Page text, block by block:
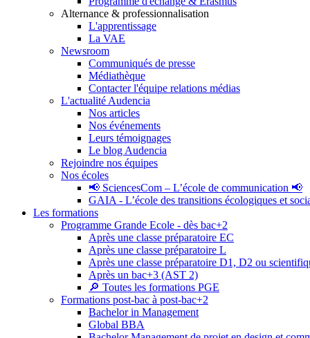
Alternance & professionnalisation
L'apprentissage
La VAE
Newsroom
Communiqués de presse
Médiathèque
Contacter l'équipe relations médias
L'actualité Audencia
Nos articles
Nos événements
Leurs témoignages
Le blog Audencia
Rejoindre nos équipes
Nos écoles
📢 SciencesCom – L’école de communication 📢
GAIA - L’école des transitions écologiques et
Les formations
Programme Grande Ecole - dès bac+2
Après une classe préparatoire EC
Après une classe préparatoire L
Après une classe préparatoire D1, D2 ou
Après un bac+3 (AST 2)
🔎 Toutes les formations PGE
Formations post-bac à post-bac+2
Bachelor in Management
Global BBA